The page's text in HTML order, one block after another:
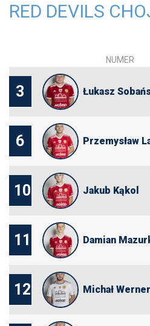
RED DEVILS
NUMER
3 Łukasz
6 Przemysław
10 Jakub Kąkol
11 Damian
12 Michał Werner